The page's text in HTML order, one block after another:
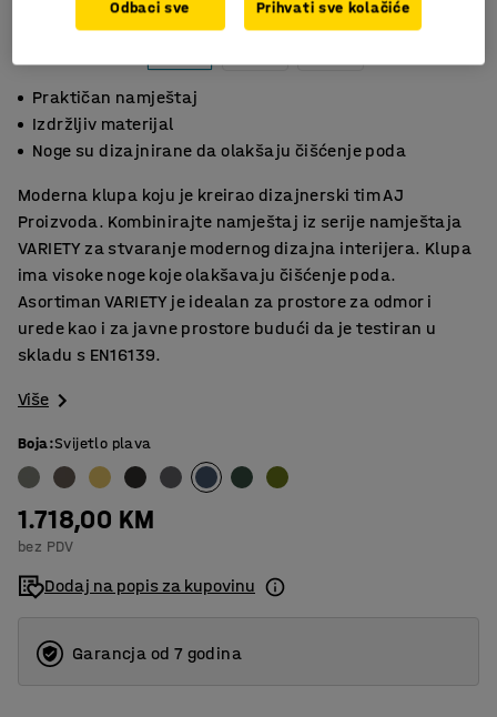
Praktičan namještaj
Izdržljiv materijal
Noge su dizajnirane da olakšaju čišćenje poda
Moderna klupa koju je kreirao dizajnerski tim AJ
Proizvoda. Kombinirajte namještaj iz serije namještaja
VARIETY za stvaranje modernog dizajna interijera. Klupa
ima visoke noge koje olakšavaju čišćenje poda.
Asortiman VARIETY je idealan za prostore za odmor i
urede kao i za javne prostore budući da je testiran u
skladu s EN16139.
Više
Boja:Svijetlo plava
1.718,00 KM
bez PDV
Dodaj na popis za kupovinu
Garancja od 7 godina
Odbaci sve Prihvati sve kolačiće